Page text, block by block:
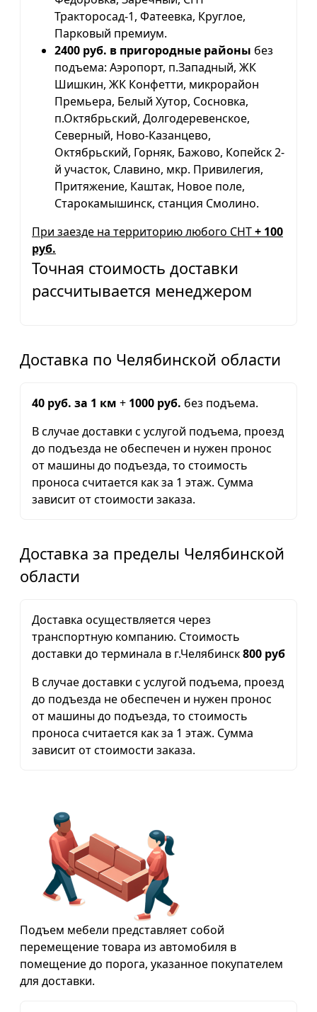
Тракторосад-1, Фатеевка, Круглое,
Парковый премиум.
2400 руб. в пригородные районы без
подъема: Аэропорт, п.Западный, ЖК
Шишкин, ЖК Конфетти, микрорайон
Премьера, Белый Хутор, Сосновка,
п.Октябрьский, Долгодеревенское,
Северный, Ново-Казанцево,
Октябрьский, Горняк, Бажово, Копейск 2-
й участок, Славино, мкр. Привилегия,
Притяжение, Каштак, Новое поле,
Старокамышинск, станция Смолино.
При заезде на территорию любого СНТ+ 100
руб.
Точная стоимость доставки
рассчитывается менеджером
Доставка по Челябинской области
40 руб. за 1 км + 1000 руб. без подъема.
В случае доставки с услугой подъема, проезд
до подъезда не обеспечен и нужен пронос
от машины до подъезда, то стоимость
проноса считается как за 1 этаж. Сумма
зависит от стоимости заказа.
Доставка за пределы Челябинской
области
Доставка осуществляется через
транспортную компанию. Стоимость
доставки до терминала в г.Челябинск800 руб
В случае доставки с услугой подъема, проезд
до подъезда не обеспечен и нужен пронос
от машины до подъезда, то стоимость
проноса считается как за 1 этаж. Сумма
зависит от стоимости заказа.
Подъем мебели представляет собой
перемещение товара из автомобиля в
помещение до порога, указанное покупателем
для доставки.